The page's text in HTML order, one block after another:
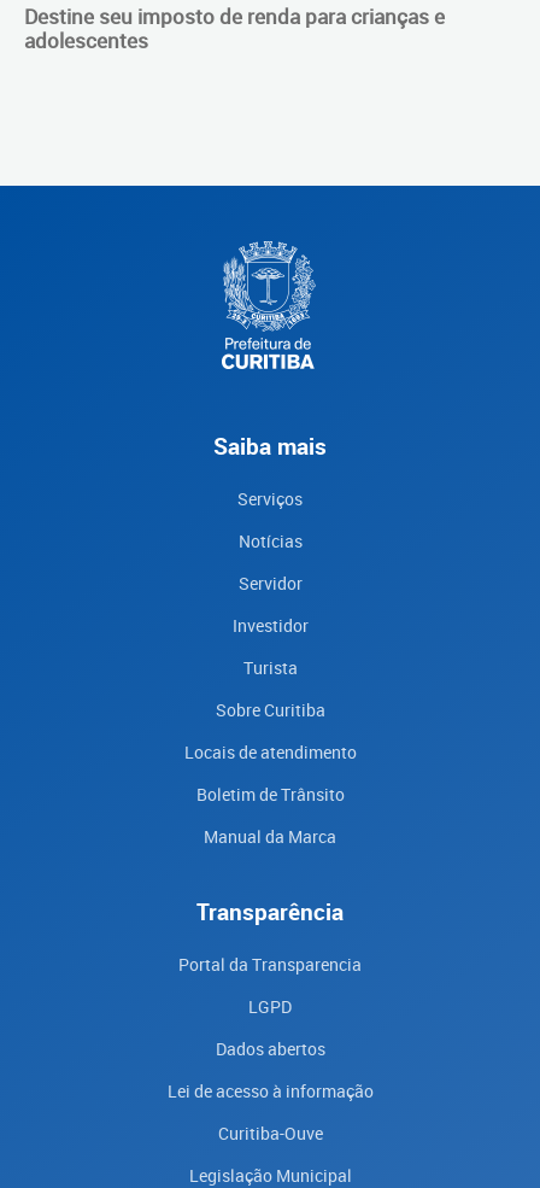
Destine seu imposto de renda para crianças e
adolescentes
Saiba mais
Serviços
Notícias
Servidor
Investidor
Turista
Sobre Curitiba
Locais de atendimento
Boletim de Trânsito
Manual da Marca
Transparência
Portal da Transparencia
LGPD
Dados abertos
Lei de acesso à informação
Curitiba-Ouve
Legislação Municipal